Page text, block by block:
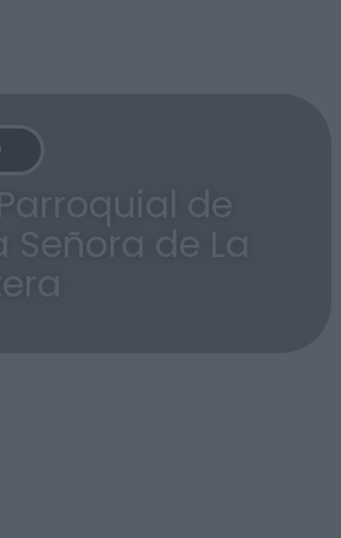
de
de La